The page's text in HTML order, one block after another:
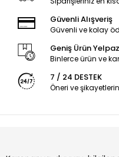
Güvenli Alışveriş
Güvenli ve kolay
Geniş Ürün
Binlerce ürün ve
7 / 24 DESTEK
Öneri ve